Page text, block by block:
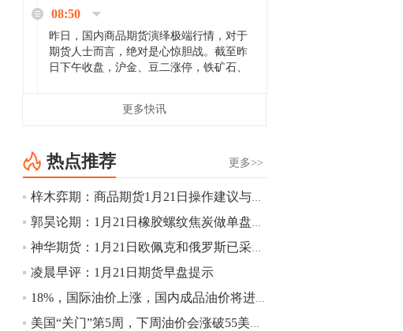
场来看，汇率波动...
08:50
昨日，国内商品期货演绎极端行情，对于
期货人士而言，绝对是心惊胆战。截至昨
日下午收盘，沪金、豆二涨停，铁矿石、
[imgnobrwh] src=...
14:23
跌幅达6%，报689.5元/吨，刷新近两个月
低位。
14:20
方正有色研究团队：高度重视贵金属的阶
段性机会。自年初以来沪金上涨16.93%，
更多快讯
更多>>
热点推荐
梓木弈期：商品期货1月21日操作建议与重点品种推荐
郭昊论期：1月21日橡胶螺纹焦炭做单盘前观点
神华期货：1月21日欧佩克和俄罗斯已采取联合减产行动
凌晨早评：1月21日期货早盘提示
18%，国际油价上涨，国内成品油价将进入“8元时代”?
美国“关门”第5周，下周油价会涨破55美元？